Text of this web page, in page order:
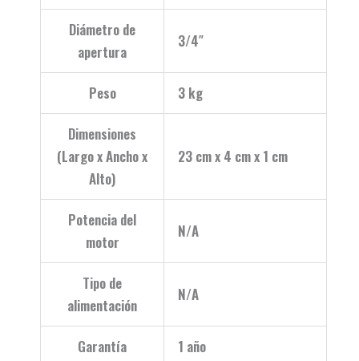
Diámetro de
apertura
3/4″
Peso 3 kg
Dimensiones
(Largo x Ancho x
Alto)
23 cm x 4 cm x 1 cm
Potencia del
motor
N/A
Tipo de
alimentación
N/A
Garantía 1 año